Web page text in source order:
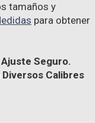
tamaños y
para obtener
Seguro.
Calibres